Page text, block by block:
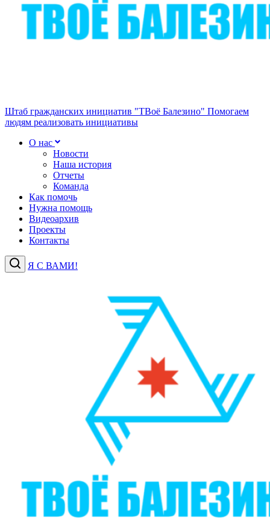
Штаб гражданских инициатив "ТВоё Балезино" Помогаем
людям реализовать инициативы
О нас
Новости
Наша история
Отчеты
Команда
Как помочь
Нужна помощь
Видеоархив
Проекты
Контакты
Я С ВАМИ!